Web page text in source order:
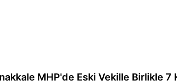
MHP'de Eski Vekille Birlikle